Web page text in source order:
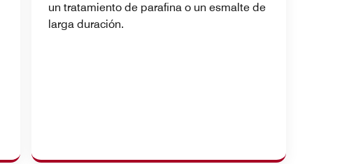
un tratamiento de parafina o un esmalte de
larga duración.